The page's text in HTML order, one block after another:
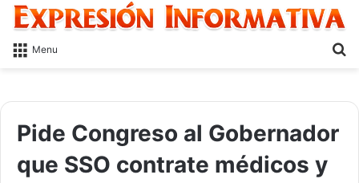
Menu
Pide Congreso al Gobernador
que SSO contrate médicos y